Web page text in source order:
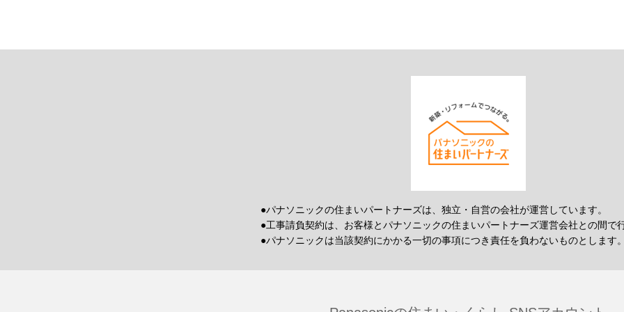
●パナソニックの住まいパートナーズは、独立・自営の会社が運営しています。
●工事請負契約は、お客様とパナソニックの住まいパートナーズ運営会社との間で
●パナソニックは当該契約にかかる一切の事項につき責任を負わないものとします。